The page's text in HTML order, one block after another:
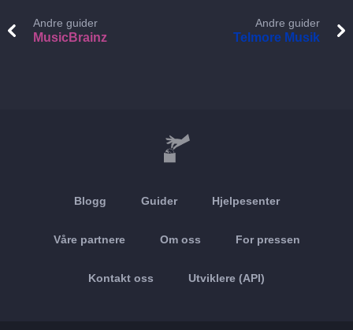
Andre guider
MusicBrainz
Andre guider
Telmore Musik
Blogg Guider Hjelpesenter
Våre partnere Om oss For pressen
Kontakt oss Utviklere (API)